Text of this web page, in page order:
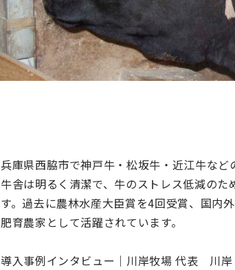
兵庫県西脇市で神戸牛・松坂牛・近江牛な
牛舎は明るく清潔で、牛のストレス低減の
す。過去に農林水産大臣賞を4回受賞、国内
肥育農家として活躍されています。
導入事例インタビュー｜川岸牧場 代表 川岸